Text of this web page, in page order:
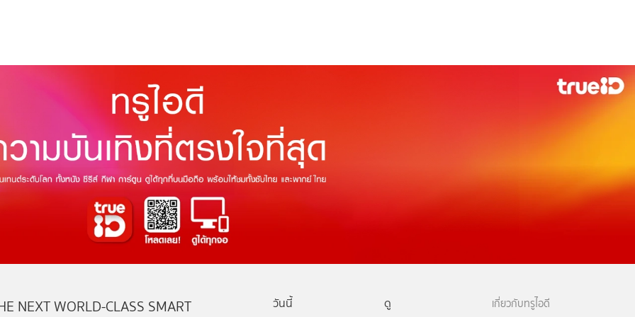
NEXT WORLD-CLASS SMART วันนี้ ดู เกี่ยวกับทรูไอดี